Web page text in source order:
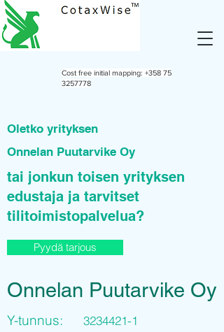
Cost free initial mapping: +358 75
3257778
Oletko yrityksen
Onnelan Puutarvike Oy
tai jonkun toisen yrityksen
edustaja ja tarvitset
tilitoimistopalvelua?
Pyydä tarjous
Onnelan Puutarvike Oy
Y-tunnus:
3234421-1